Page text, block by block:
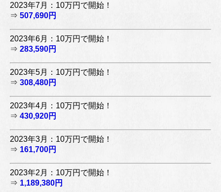
2023年7月：10万円で開始！
⇒ 507,690円
2023年6月：10万円で開始！
⇒ 283,590円
2023年5月：10万円で開始！
⇒ 308,480円
2023年4月：10万円で開始！
⇒ 430,920円
2023年3月：10万円で開始！
⇒ 161,700円
2023年2月：10万円で開始！
⇒ 1,189,380円